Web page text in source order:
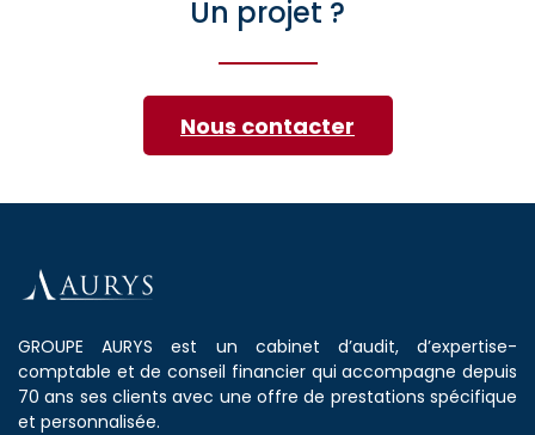
Un projet ?
Nous contacter
GROUPE AURYS est un cabinet d’audit, d’expertise-
comptable et de conseil financier qui accompagne depuis
70 ans ses clients avec une offre de prestations spécifique
et personnalisée.